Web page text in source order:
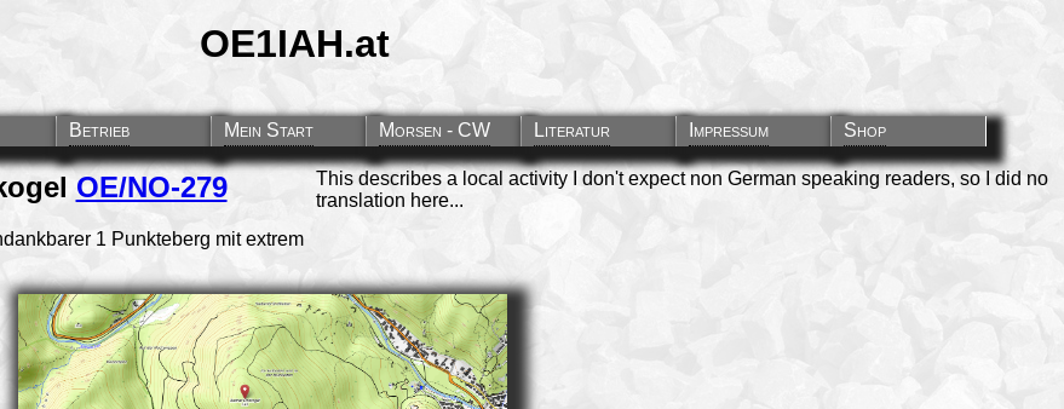
OE1IAH.at
Betrieb Mein Start Morsen - CW Literatur Impressum Shop
OE/NO-279
1 Punkteberg mit extrem
This describes a local activity I don't expect non German speaking readers, so I did no
translation here...